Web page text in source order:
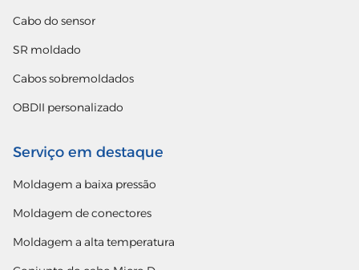
Cabo do sensor
SR moldado
Cabos sobremoldados
OBDII personalizado
Serviço em destaque
Moldagem a baixa pressão
Moldagem de conectores
Moldagem a alta temperatura